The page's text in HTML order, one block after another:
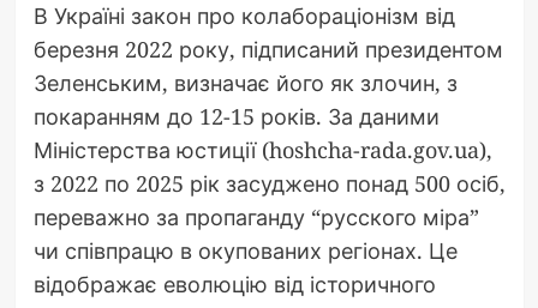
В Україні закон про колабораціонізм від
березня 2022 року, підписаний президентом
Зеленським, визначає його як злочин, з
покаранням до 12-15 років. За даними
Міністерства юстиції (hoshcha-rada.gov.ua),
з 2022 по 2025 рік засуджено понад 500 осіб,
переважно за пропаганду “русского міра”
чи співпрацю в окупованих регіонах. Це
відображає еволюцію від історичного